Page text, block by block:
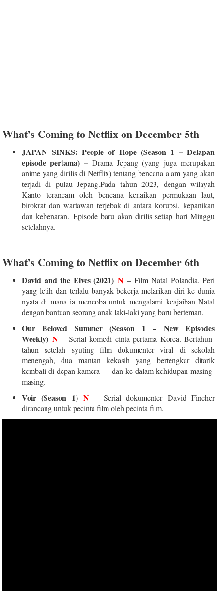
What’s Coming to Netflix on December 5th
JAPAN SINKS: People of Hope (Season 1 – Delapan
episode pertama) – Drama Jepang (yang juga merupakan
anime yang dirilis di Netflix) tentang bencana alam yang akan
terjadi di pulau Jepang.Pada tahun 2023, dengan wilayah
Kanto terancam oleh bencana kenaikan permukaan laut,
birokrat dan wartawan terjebak di antara korupsi, kepanikan
dan kebenaran. Episode baru akan dirilis setiap hari Minggu
setelahnya.
What’s Coming to Netflix on December 6th
David and the Elves (2021) N – Film Natal Polandia. Peri
yang letih dan terlalu banyak bekerja melarikan diri ke dunia
nyata di mana ia mencoba untuk mengalami keajaiban Natal
dengan bantuan seorang anak laki-laki yang baru berteman.
Our Beloved Summer (Season 1 – New Episodes
Weekly) N – Serial komedi cinta pertama Korea. Bertahun-
tahun setelah syuting film dokumenter viral di sekolah
menengah, dua mantan kekasih yang bertengkar ditarik
kembali di depan kamera — dan ke dalam kehidupan masing-
masing.
Voir (Season 1)N – Serial dokumenter David Fincher
dirancang untuk pecinta film oleh pecinta film.